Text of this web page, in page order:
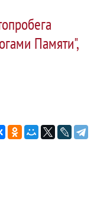
Памяти",